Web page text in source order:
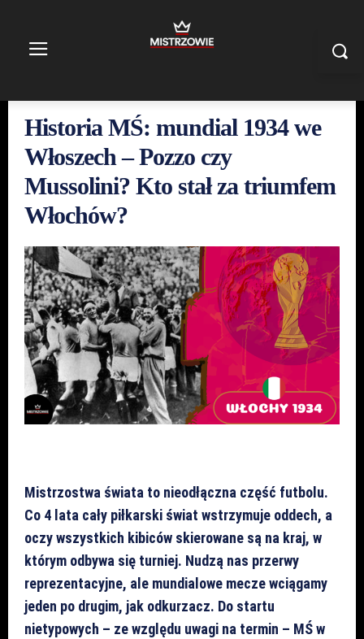
Historia MŚ: mundial 1934 we
Włoszech – Pozzo czy
Mussolini? Kto stał za triumfem
Włochów?
Mistrzostwa świata to nieodłączna część futbolu.
Co 4 lata cały piłkarski świat wstrzymuje oddech, a
oczy wszystkich kibiców skierowane są na kraj, w
którym odbywa się turniej. Nudzą nas przerwy
reprezentacyjne, ale mundialowe mecze wciągamy
jeden po drugim, jak odkurzacz. Do startu
nietypowych – ze względu uwagi na termin – MŚ w